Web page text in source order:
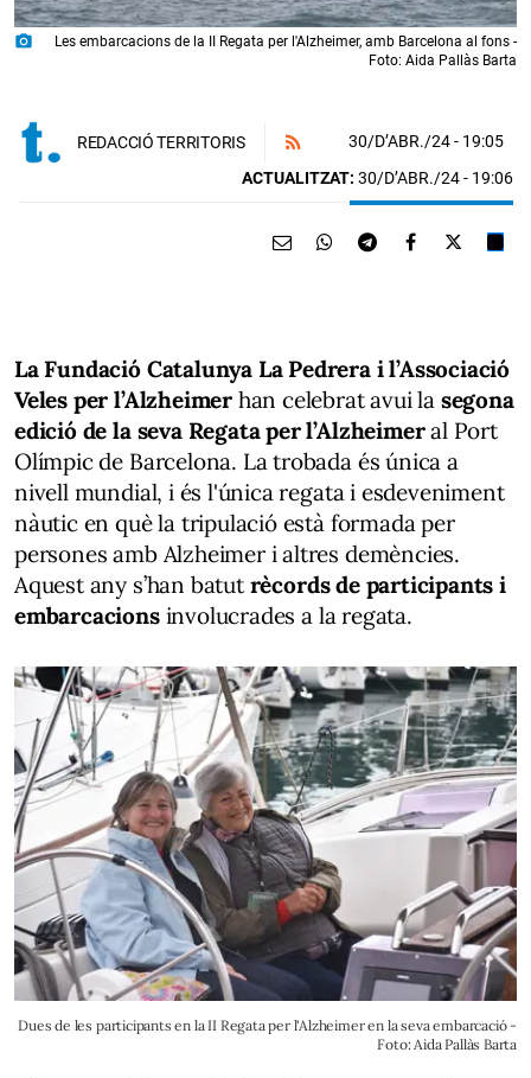
photo_camera
Les embarcacions de la II Regata per l'Alzheimer, amb Barcelona al fons -
Foto: Aida Pallàs Barta
REDACCIÓ TERRITORIS 30/D’ABR./24- 19:05
ACTUALITZAT: 30/D’ABR./24 - 19:06
La Fundació Catalunya La Pedrera i l’Associació
Veles per l’Alzheimer han celebrat avui la segona
edició de la seva Regata per l’Alzheimeral Port
Olímpic de Barcelona. La trobada és única a
nivell mundial, i és l'única regata i esdeveniment
nàutic en què la tripulació està formada per
persones amb Alzheimer i altres demències.
Aquest any s’han batut rècords de participants i
embarcacionsinvolucrades a la regata.
Dues de les participants en la II Regata per l'Alzheimer en la seva embarcació -
Foto: Aida Pallàs Barta